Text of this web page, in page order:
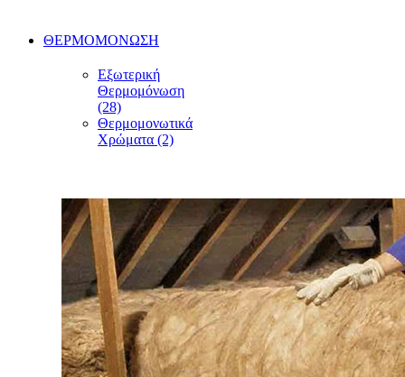
ΘΕΡΜΟΜΟΝΩΣΗ
Εξωτερική
Θερμομόνωση
(28)
Θερμομονωτικά
Χρώματα (2)